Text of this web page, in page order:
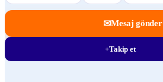
✉Mesaj gönder
+Takip et